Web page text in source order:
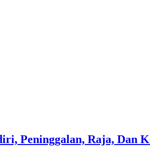
Peninggalan, Raja, Dan